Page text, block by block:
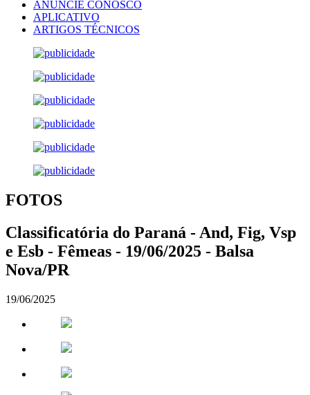
ANUNCIE CONOSCO
APLICATIVO
ARTIGOS TÉCNICOS
FOTOS
Classificatória do Paraná - And, Fig, Vsp
e Esb - Fêmeas - 19/06/2025 - Balsa
Nova/PR
19/06/2025